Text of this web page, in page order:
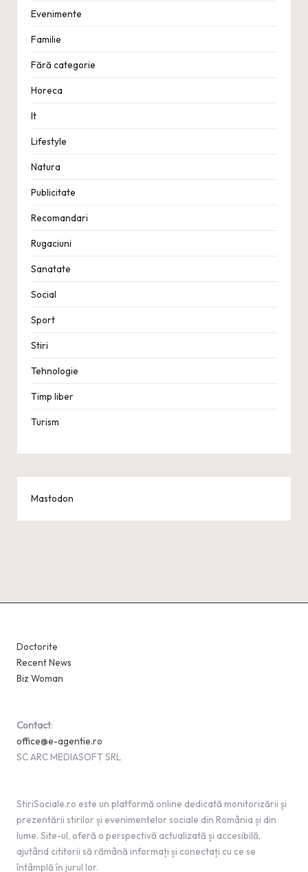
Evenimente
Familie
Fără categorie
Horeca
It
Lifestyle
Natura
Publicitate
Recomandari
Rugaciuni
Sanatate
Social
Sport
Stiri
Tehnologie
Timp liber
Turism
Mastodon
Doctorite
Recent News
Biz Woman
Contact:
office@e-agentie.ro
SC ARC MEDIASOFT SRL
StiriSociale.ro este un platformă online dedicată monitorizării și
prezentării stirilor și evenimentelor sociale din România și din
lume. Site-ul, oferă o perspectivă actualizată și accesibilă,
ajutând cititorii să rămână informați și conectați cu ce se
întâmplă în jurul lor.